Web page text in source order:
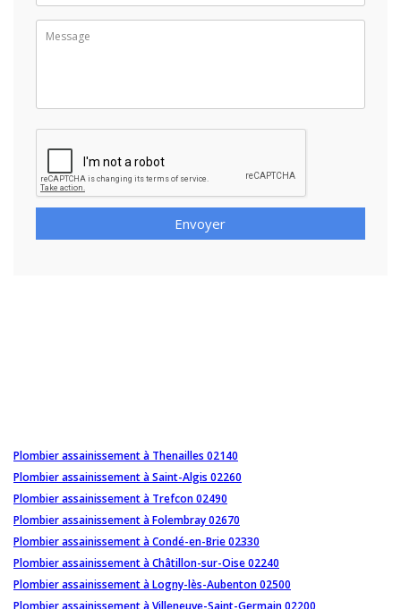
Envoyer
Plombier assainissement à Thenailles 02140
Plombier assainissement à Saint-Algis 02260
Plombier assainissement à Trefcon 02490
Plombier assainissement à Folembray 02670
Plombier assainissement à Condé-en-Brie 02330
Plombier assainissement à Châtillon-sur-Oise 02240
Plombier assainissement à Logny-lès-Aubenton 02500
Plombier assainissement à Villeneuve-Saint-Germain 02200